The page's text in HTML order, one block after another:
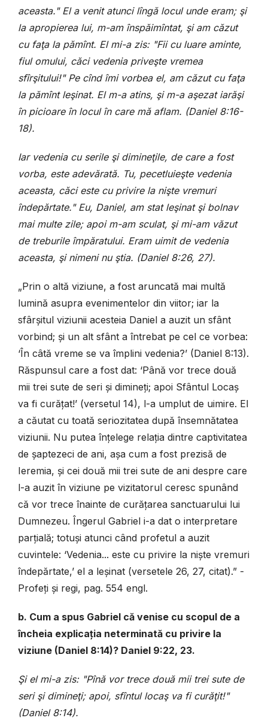
aceasta." El a venit atunci lîngă locul unde eram; şi
la apropierea lui, m-am înspăimîntat, şi am căzut
cu faţa la pămînt. El mi-a zis: "Fii cu luare aminte,
fiul omului, căci vedenia priveşte vremea
sfîrşitului!" Pe cînd îmi vorbea el, am căzut cu faţa
la pămînt leşinat. El m-a atins, şi m-a aşezat iarăşi
în picioare în locul în care mă aflam. (Daniel 8:16-
18).
Iar vedenia cu serile şi dimineţile, de care a fost
vorba, este adevărată. Tu, pecetluieşte vedenia
aceasta, căci este cu privire la nişte vremuri
îndepărtate." Eu, Daniel, am stat leşinat şi bolnav
mai multe zile; apoi m-am sculat, şi mi-am văzut
de treburile împăratului. Eram uimit de vedenia
aceasta, şi nimeni nu ştia. (Daniel 8:26, 27).
„Prin o altă viziune, a fost aruncată mai multă
lumină asupra evenimentelor din viitor; iar la
sfârșitul viziunii acesteia Daniel a auzit un sfânt
vorbind; și un alt sfânt a întrebat pe cel ce vorbea:
‘În câtă vreme se va împlini vedenia?’ (Daniel 8:13).
Răspunsul care a fost dat: ‘Până vor trece două
mii trei sute de seri și dimineți; apoi Sfântul Locaș
va fi curățat!’ (versetul 14), l-a umplut de uimire. El
a căutat cu toată seriozitatea după însemnătatea
viziunii. Nu putea înțelege relația dintre captivitatea
de șaptezeci de ani, așa cum a fost prezisă de
Ieremia, și cei două mii trei sute de ani despre care
l-a auzit în viziune pe vizitatorul ceresc spunând
că vor trece înainte de curățarea sanctuarului lui
Dumnezeu. Îngerul Gabriel i-a dat o interpretare
parțială; totuși atunci când profetul a auzit
cuvintele: ‘Vedenia... este cu privire la niște vremuri
îndepărtate,’ el a leșinat (versetele 26, 27, citat).” -
Profeți și regi, pag. 554 engl.
b. Cum a spus Gabriel că venise cu scopul de a
încheia explicația neterminată cu privire la
viziune (Daniel 8:14)? Daniel 9:22, 23.
Şi el mi-a zis: "Pînă vor trece două mii trei sute de
seri şi dimineţi; apoi, sfîntul locaş va fi curăţit!"
(Daniel 8:14).